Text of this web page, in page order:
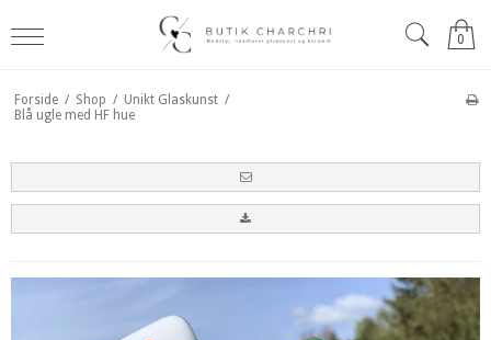
0
Forside / Shop / Unikt Glaskunst /
Blå ugle med HF hue